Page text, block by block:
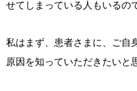
せてしまっている人もいるの
私はまず、患者さまに、ご自
原因を知っていただきたいと